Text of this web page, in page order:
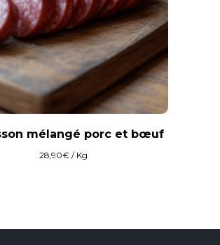
mélangé porc et bœuf
28,90€/ Kg